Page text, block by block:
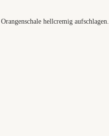
hellcremig aufschlagen.